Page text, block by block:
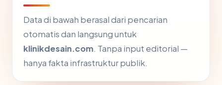
Data di bawah berasal dari pencarian
otomatis dan langsung untuk
klinikdesain.com. Tanpa input editorial —
hanya fakta infrastruktur publik.